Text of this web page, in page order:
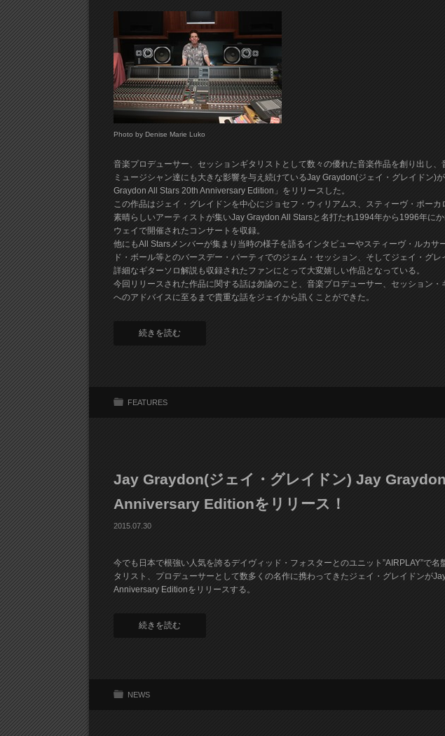
Photo by Denise Marie Luko
音楽プロデューサー、セッションギタリストとして数々の優れた音楽作品を創り出し
ミュージシャン達にも大きな影響を与え続けているJay Graydon(ジェイ・グレイドン)
Graydon All Stars 20th Anniversary Edition」をリリースした。
この作品はジェイ・グレイドンを中心にジョセフ・ウィリアムス、スティーヴ・ポー
素晴らしいアーティストが集いJay Graydon All Starsと名打たれ1994年から1996年に
ウェイで開催されたコンサートを収録。
他にもAll Starsメンバーが集まり当時の様子を語るインタビューやスティーヴ・ルカサ
ド・ボール等とのバースデー・パーティでのジェム・セッション、そしてジェイ・グレ
詳細なギターソロ解説も収録されたファンにとって大変嬉しい作品となっている。
今回リリースされた作品に関する話は勿論のこと、音楽プロデューサー、セッション
へのアドバイスに至るまで貴重な話をジェイから訊くことができた。
続きを読む
FEATURES
Jay Graydon(ジェイ・グレイドン) Jay
Anniversary Editionをリリース！
2015.07.30
今でも日本で根強い人気を誇るデイヴィッド・フォスターとのユニット”AIRPLAY”で
タリスト、プロデューサーとして数多くの名作に携わってきたジェイ・グレイドンが
Anniversary Editionをリリースする。
続きを読む
NEWS